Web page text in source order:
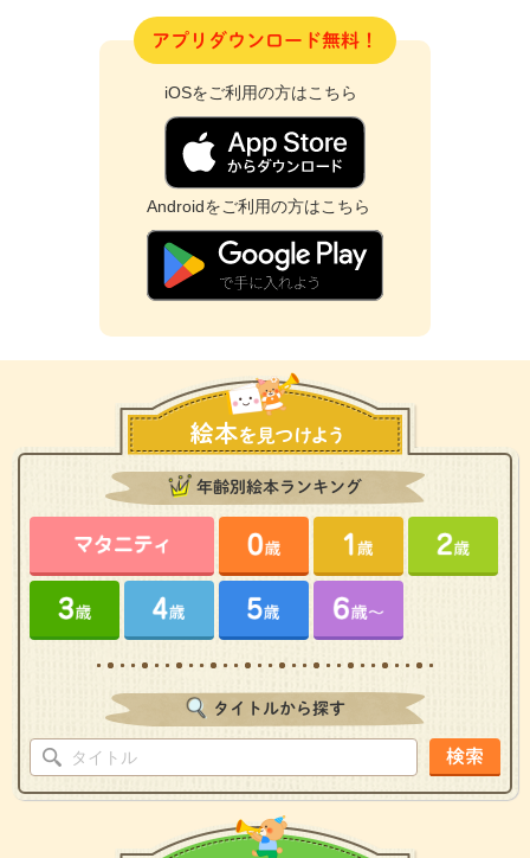
アプリダウンロード無料！
iOSをご利用の方はこちら
Androidをご利用の方はこちら
年齢別絵本ランキング
タイトルから探す
検索